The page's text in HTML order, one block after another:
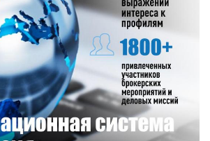
Смотреть проект